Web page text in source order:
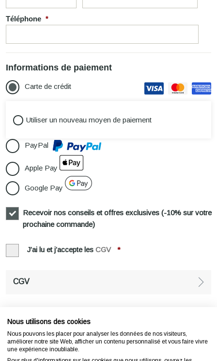
Nous utilisons des cookies
Nous pouvons les placer pour analyser les données de nos visiteurs,
améliorer notre site Web, afficher un contenu personnalisé et vous faire vivre
une expérience inoubliable.
Téléphone *
Informations de paiement
Carte de crédit
Utiliser un nouveau moyen de paiement
PayPal
Apple Pay
Google Pay
Recevoir nos conseils et offres exclusives (-10% sur votre
prochaine commande)
J’ai lu et j’accepte les CGV *
CGV
Paiement 100% sécurisé